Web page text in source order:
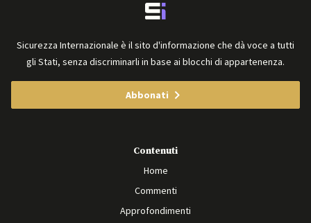
Sicurezza Internazionale è il sito d'informazione che dà voce a tutti
gli Stati, senza discriminarli in base ai blocchi di appartenenza.
Abbonati
Contenuti
Home
Commenti
Approfondimenti